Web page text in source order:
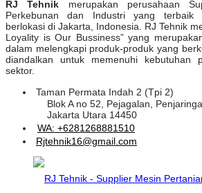
RJ Tehnik merupakan perusahaan
Perkebunan dan Industri yang terbaik
berlokasi di Jakarta, Indonesia. RJ Tehnik
Loyality is Our Bussiness” yang
dalam melengkapi produk-produk yang
diandalkan untuk memenuhi kebutuhan
sektor.
Taman Permata Indah 2 (Tpi 2)
Blok A no 52, Pejagalan,
Jakarta Utara 14450
WA: +6281268881510
Rjtehnik16@gmail.com